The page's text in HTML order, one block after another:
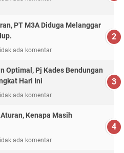
PT M3A Diduga Melanggar
ada komentar
Optimal, Pj Kades Bendungan
Hari Ini
ada komentar
Kenapa Masih
ada komentar